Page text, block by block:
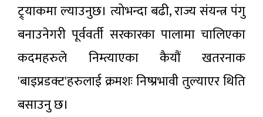
ट्र्याकमा ल्याउनुछ। त्योभन्दा बढी, राज्य संयन्त्र पंगु
बनाउनेगरी पूर्ववर्ती सरकारका पालामा चालिएका
कदमहरुले निम्त्याएका कैयौं खतरनाक
'बाइप्रडक्ट'हरुलाई क्रमशः निष्प्रभावी तुल्याएर थिति
बसाउनु छ।